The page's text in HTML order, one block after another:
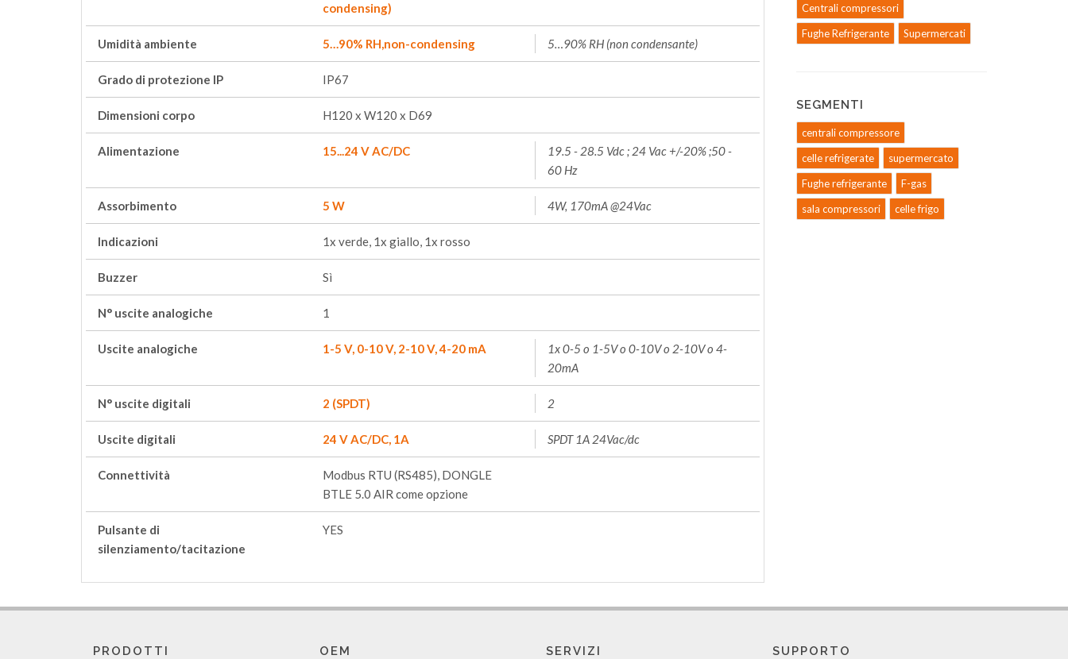
condensing)
Umidità ambiente 5…90% RH,non-condensing 5…90% RH (non condensante)
Grado di protezione IP IP67
Dimensioni corpo H120 x W120 x D69
Alimentazione 15...24 V AC/DC
19.5 - 28.5 Vdc ; 24 Vac +/-20% ;50 -
60 Hz
Assorbimento 5 W 4W, 170mA @24Vac
Indicazioni 1x verde, 1x giallo, 1x rosso
Buzzer Sì
N° uscite analogiche 1
Uscite analogiche 1-5 V, 0-10 V, 2-10 V, 4-20 mA
1x 0-5 o 1-5V o 0-10V o 2-10V o 4-
20mA
N° uscite digitali 2 (SPDT) 2
Uscite digitali 24 V AC/DC, 1A SPDT 1A 24Vac/dc
Connettività
Modbus RTU (RS485), DONGLE
BTLE 5.0 AIR come opzione
Pulsante di
silenziamento/tacitazione
YES
Centrali compressori
Fughe Refrigerante
Supermercati
SEGMENTI
centrali compressore
celle refrigerate
supermercato
Fughe refrigerante
F-gas
sala compressori
celle frigo
PRODOTTI OEM SERVIZI SUPPORTO